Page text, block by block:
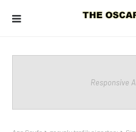
Responsive